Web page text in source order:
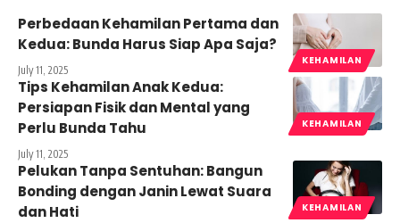
KEHAMILAN
Perbedaan Kehamilan Pertama dan
Kedua: Bunda Harus Siap Apa Saja?
July 11, 2025
KEHAMILAN
Tips Kehamilan Anak Kedua:
Persiapan Fisik dan Mental yang
Perlu Bunda Tahu
July 11, 2025
KEHAMILAN
Pelukan Tanpa Sentuhan: Bangun
Bonding dengan Janin Lewat Suara
dan Hati